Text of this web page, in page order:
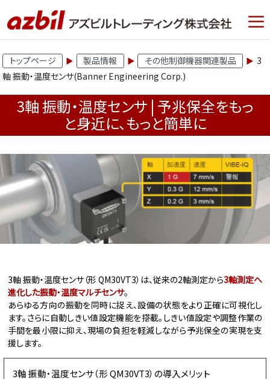
トップページ 製品情報 その他制御機器関連製品
3
軸 振動・温度センサ(Banner Engineering Corp.)
3軸 振動・温度センサ | 予兆保全をもっ
と身近に、もっと簡単に
3軸 振動・温度センサ（形 QM30VT3）は、従来の2軸測定から3軸測定へ
進化した振動・温度マルチセンサ。
あらゆる方向の振動を同時に捉え、設備の状態をより正確に可視化し
ます。さらに自動しきい値設定機能を搭載。しきい値設定や調整作業の
手間を最小限に抑え、現場の負担を軽減しながら予兆保全の実現を支
援します。
3軸 振動・温度センサ（形 QM30VT3）の導入メリット